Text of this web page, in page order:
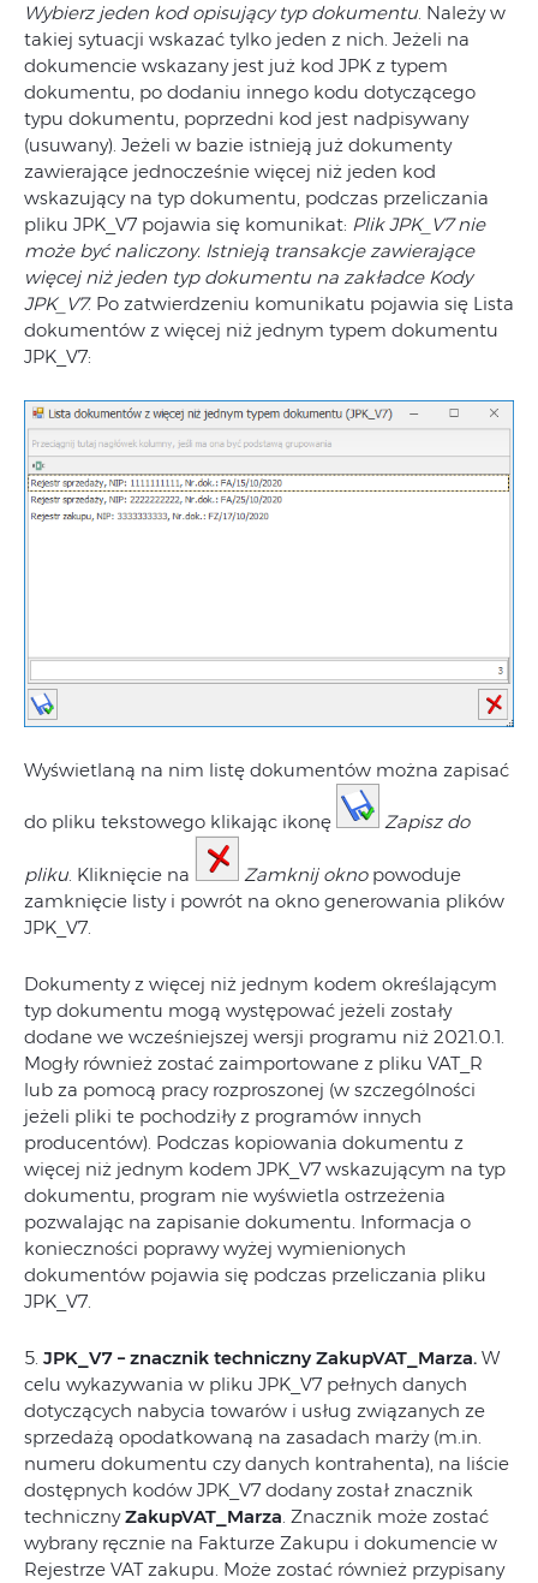
Wybierz jeden kod opisujący typ dokumentu. Należy w
takiej sytuacji wskazać tylko jeden z nich. Jeżeli na
dokumencie wskazany jest już kod JPK z typem
dokumentu, po dodaniu innego kodu dotyczącego
typu dokumentu, poprzedni kod jest nadpisywany
(usuwany). Jeżeli w bazie istnieją już dokumenty
zawierające jednocześnie więcej niż jeden kod
wskazujący na typ dokumentu, podczas przeliczania
pliku JPK_V7 pojawia się komunikat: Plik JPK_V7 nie
może być naliczony. Istnieją transakcje zawierające
więcej niż jeden typ dokumentu na zakładce Kody
JPK_V7. Po zatwierdzeniu komunikatu pojawia się Lista
dokumentów z więcej niż jednym typem dokumentu
JPK_V7:
Wyświetlaną na nim listę dokumentów można zapisać
do pliku tekstowego klikając ikonę Zapisz do
pliku. Kliknięcie na Zamknij oknopowoduje
zamknięcie listy i powrót na okno generowania plików
JPK_V7.
Dokumenty z więcej niż jednym kodem określającym
typ dokumentu mogą występować jeżeli zostały
dodane we wcześniejszej wersji programu niż 2021.0.1.
Mogły również zostać zaimportowane z pliku VAT_R
lub za pomocą pracy rozproszonej (w szczególności
jeżeli pliki te pochodziły z programów innych
producentów). Podczas kopiowania dokumentu z
więcej niż jednym kodem JPK_V7 wskazującym na typ
dokumentu, program nie wyświetla ostrzeżenia
pozwalając na zapisanie dokumentu. Informacja o
konieczności poprawy wyżej wymienionych
dokumentów pojawia się podczas przeliczania pliku
JPK_V7.
5. JPK_V7 – znacznik techniczny ZakupVAT_Marza. W
celu wykazywania w pliku JPK_V7 pełnych danych
dotyczących nabycia towarów i usług związanych ze
sprzedażą opodatkowaną na zasadach marży (m.in.
numeru dokumentu czy danych kontrahenta), na liście
dostępnych kodów JPK_V7 dodany został znacznik
technicznyZakupVAT_Marza. Znacznik może zostać
wybrany ręcznie na Fakturze Zakupu i dokumencie w
Rejestrze VAT zakupu. Może zostać również przypisany